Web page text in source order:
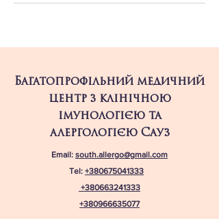
Багатопрофільний медичний
центр з клінічною
імунологією та
алергологією Сауз
Email: south.allergo@gmail.com
Tel: +380675041333
+380663241333
+380966635077